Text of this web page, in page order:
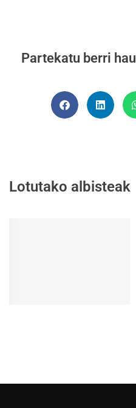
Partekatu berri hau
Lotutako albisteak